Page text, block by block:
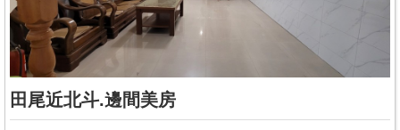
田尾近北斗.邊間美房